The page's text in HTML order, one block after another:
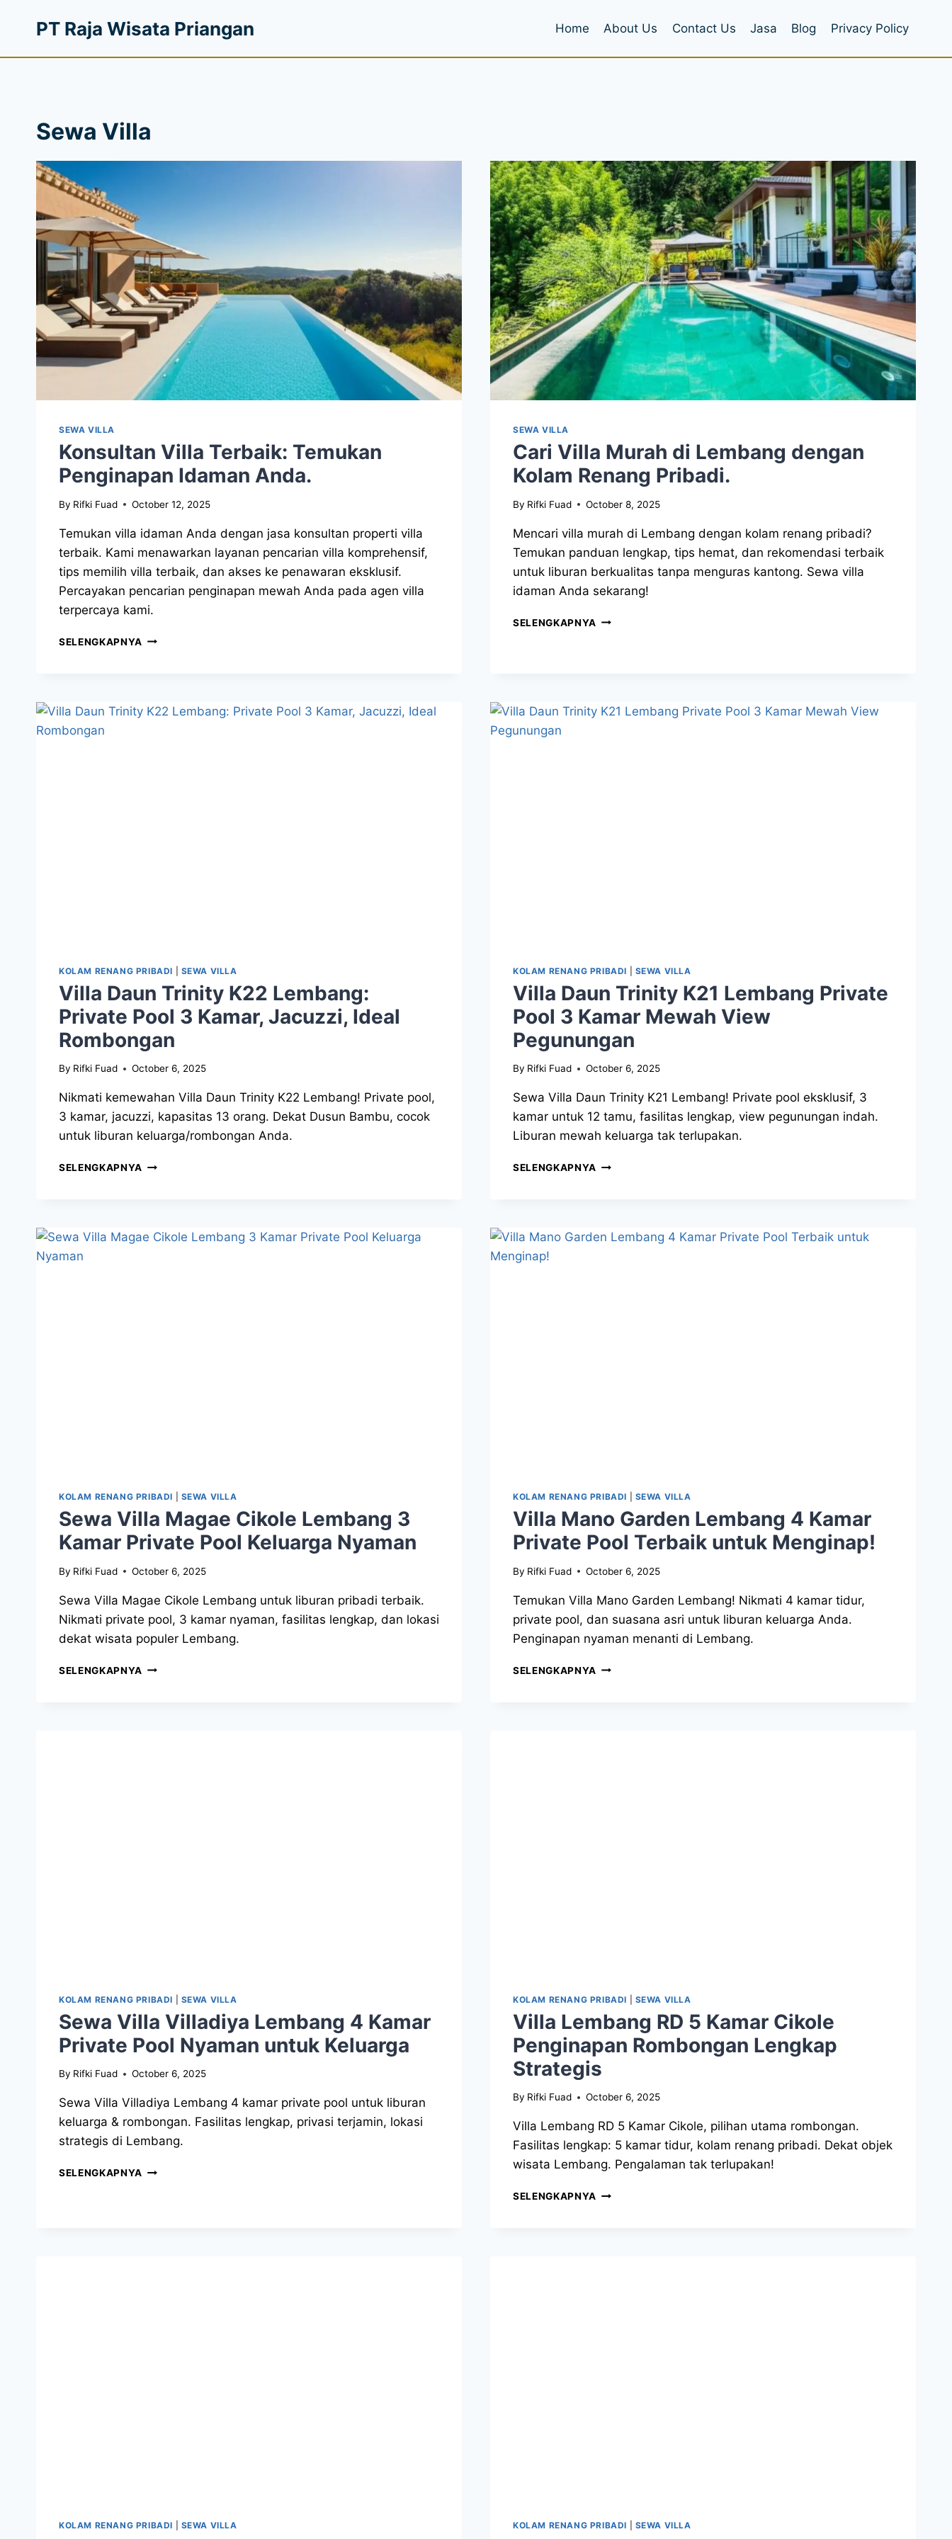
PT Raja Wisata Priangan Home About Us Contact Us Jasa Blog Privacy Policy
Sewa Villa
SEWA VILLA
Konsultan Villa Terbaik: Temukan
Penginapan Idaman Anda.
By Rifki Fuad October 12, 2025
Temukan villa idaman Anda dengan jasa konsultan properti villa
terbaik. Kami menawarkan layanan pencarian villa komprehensif,
tips memilih villa terbaik, dan akses ke penawaran eksklusif.
Percayakan pencarian penginapan mewah Anda pada agen villa
terpercaya kami.
SELENGKAPNYA
SEWA VILLA
Cari Villa Murah di Lembang dengan
Kolam Renang Pribadi.
By Rifki Fuad October 8, 2025
Mencari villa murah di Lembang dengan kolam renang pribadi?
Temukan panduan lengkap, tips hemat, dan rekomendasi terbaik
untuk liburan berkualitas tanpa menguras kantong. Sewa villa
idaman Anda sekarang!
SELENGKAPNYA
KOLAM RENANG PRIBADI SEWA VILLA
Villa Daun Trinity K22 Lembang:
Private Pool 3 Kamar, Jacuzzi, Ideal
Rombongan
By Rifki Fuad October 6, 2025
Nikmati kemewahan Villa Daun Trinity K22 Lembang! Private pool,
3 kamar, jacuzzi, kapasitas 13 orang. Dekat Dusun Bambu, cocok
untuk liburan keluarga/rombongan Anda.
SELENGKAPNYA
KOLAM RENANG PRIBADI SEWA VILLA
Villa Daun Trinity K21 Lembang Private
Pool 3 Kamar Mewah View
Pegunungan
By Rifki Fuad October 6, 2025
Sewa Villa Daun Trinity K21 Lembang! Private pool eksklusif, 3
kamar untuk 12 tamu, fasilitas lengkap, view pegunungan indah.
Liburan mewah keluarga tak terlupakan.
SELENGKAPNYA
KOLAM RENANG PRIBADI SEWA VILLA
Sewa Villa Magae Cikole Lembang 3
Kamar Private Pool Keluarga Nyaman
By Rifki Fuad October 6, 2025
Sewa Villa Magae Cikole Lembang untuk liburan pribadi terbaik.
Nikmati private pool, 3 kamar nyaman, fasilitas lengkap, dan lokasi
dekat wisata populer Lembang.
SELENGKAPNYA
KOLAM RENANG PRIBADI SEWA VILLA
Villa Mano Garden Lembang 4 Kamar
Private Pool Terbaik untuk Menginap!
By Rifki Fuad October 6, 2025
Temukan Villa Mano Garden Lembang! Nikmati 4 kamar tidur,
private pool, dan suasana asri untuk liburan keluarga Anda.
Penginapan nyaman menanti di Lembang.
SELENGKAPNYA
KOLAM RENANG PRIBADI SEWA VILLA
Sewa Villa Villadiya Lembang 4 Kamar
Private Pool Nyaman untuk Keluarga
By Rifki Fuad October 6, 2025
Sewa Villa Villadiya Lembang 4 kamar private pool untuk liburan
keluarga & rombongan. Fasilitas lengkap, privasi terjamin, lokasi
strategis di Lembang.
SELENGKAPNYA
KOLAM RENANG PRIBADI SEWA VILLA
Villa Lembang RD 5 Kamar Cikole
Penginapan Rombongan Lengkap
Strategis
By Rifki Fuad October 6, 2025
Villa Lembang RD 5 Kamar Cikole, pilihan utama rombongan.
Fasilitas lengkap: 5 kamar tidur, kolam renang pribadi. Dekat objek
wisata Lembang. Pengalaman tak terlupakan!
SELENGKAPNYA
KOLAM RENANG PRIBADI SEWA VILLA KOLAM RENANG PRIBADI SEWA VILLA